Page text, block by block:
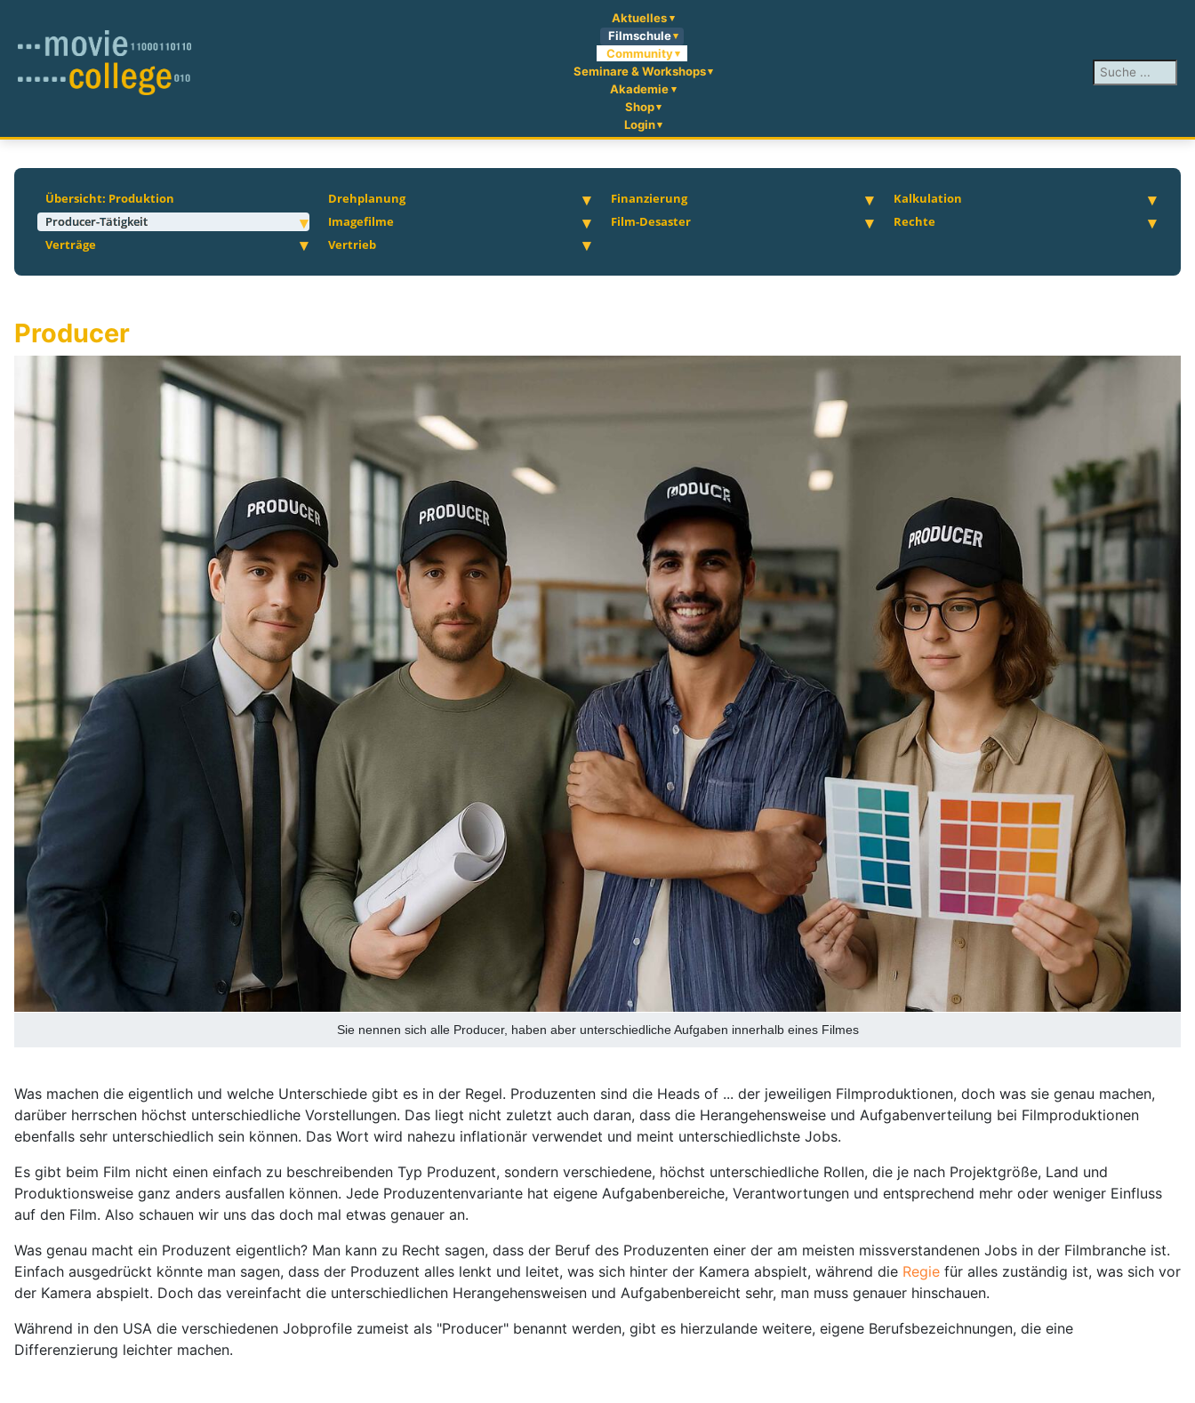
Aktuelles
Filmschule
Community
Seminare & Workshops
Akademie
Shop
Login
Suchen ...
Übersicht: Produktion Drehplanung Finanzierung
Kalkulation
Producer-Tätigkeit
Imagefilme Film-Desaster
Rechte
Verträge
Vertrieb
Producer
Sie nennen sich alle Producer, haben aber unterschiedliche Aufgaben innerhalb eines Filmes
Was machen die eigentlich und welche Unterschiede gibt es in der Regel. Produzenten sind die Heads of ... der jeweiligen Filmproduktionen, doch was sie genau machen,
darüber herrschen höchst unterschiedliche Vorstellungen. Das liegt nicht zuletzt auch daran, dass die Herangehensweise und Aufgabenverteilung bei Filmproduktionen
ebenfalls sehr unterschiedlich sein können. Das Wort wird nahezu inflationär verwendet und meint unterschiedlichste Jobs.
Es gibt beim Film nicht einen einfach zu beschreibenden Typ Produzent, sondern verschiedene, höchst unterschiedliche Rollen, die je nach Projektgröße, Land und
Produktionsweise ganz anders ausfallen können. Jede Produzentenvariante hat eigene Aufgabenbereiche, Verantwortungen und entsprechend mehr oder weniger Einfluss
auf den Film. Also schauen wir uns das doch mal etwas genauer an.
Was genau macht ein Produzent eigentlich? Man kann zu Recht sagen, dass der Beruf des Produzenten einer der am meisten missverstandenen Jobs in der Filmbranche ist.
Einfach ausgedrückt könnte man sagen, dass der Produzent alles lenkt und leitet, was sich hinter der Kamera abspielt, während die Regie für alles zuständig ist, was sich vor
der Kamera abspielt. Doch das vereinfacht die unterschiedlichen Herangehensweisen und Aufgabenbereicht sehr, man muss genauer hinschauen.
Während in den USA die verschiedenen Jobprofile zumeist als "Producer" benannt werden, gibt es hierzulande weitere, eigene Berufsbezeichnungen, die eine
Differenzierung leichter machen.